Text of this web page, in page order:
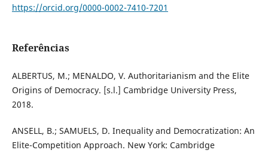
https://orcid.org/0000-0002-7410-7201
Referências
ALBERTUS, M.; MENALDO, V. Authoritarianism and the Elite
Origins of Democracy. [s.l.] Cambridge University Press,
2018.
ANSELL, B.; SAMUELS, D. Inequality and Democratization: An
Elite-Competition Approach. New York: Cambridge